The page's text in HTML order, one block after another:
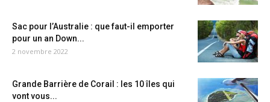
Sac pour l’Australie : que faut-il emporter
pour un an Down...
2 novembre 2022
Grande Barrière de Corail : les 10 îles qui
vont vous...